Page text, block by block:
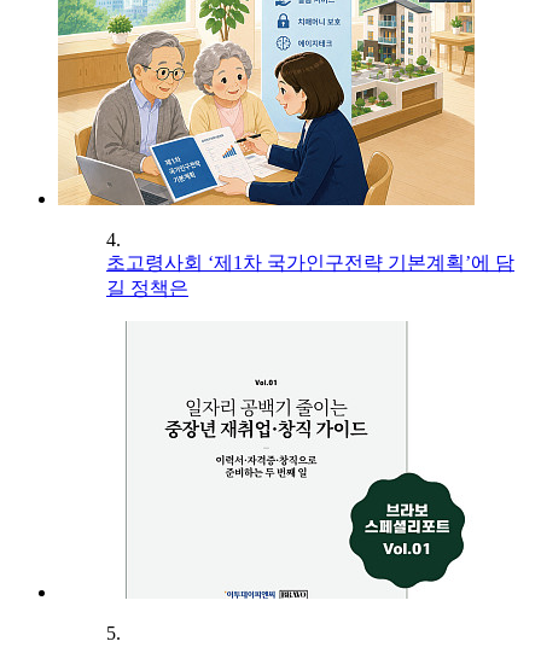
4.
초고령사회 ‘제1차 국가인구전략 기본계획’에 담
길 정책은
5.